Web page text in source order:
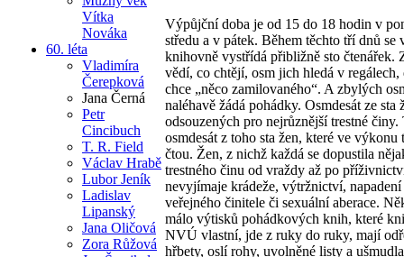
Vítka
Nováka
60. léta
Vladimíra
Čerepková
Jana Černá
Petr
Cincibuch
T. R. Field
Václav Hrabě
Lubor Jeník
Ladislav
Lipanský
Jana Oličová
Zora Růžová
Výpůjční doba je od 15 do 18 hodin v
středu a v pátek. Během těchto tří dnů se
knihovně vystřídá přibližně sto čtenářek.
vědí, co chtějí, osm jich hledá v regálech,
chce „něco zamilovaného“. A zbylých
naléhavě žádá pohádky. Osmdesát ze sta
odsouzených pro nejrůznější trestné
osmdesát z toho sta žen, které ve výkonu
čtou. Žen, z nichž každá se dopustila
trestného činu od vraždy až po
nevyjímaje krádeže, výtržnictví, napadení
veřejného činitele či sexuální aberace.
málo výtisků pohádkových knih, které
NVÚ vlastní, jde z ruky do ruky, mají
hřbety, oslí rohy, uvolněné listy a